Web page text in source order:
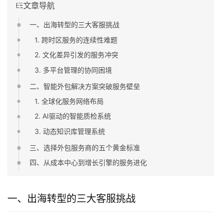
文章导航
一、出海转型的三大客服挑战
1. 跨时区服务的连续性难题
2. 文化差异引发的服务冲突
3. 多平台管理的协同困境
二、智能外包解决方案突破服务壁垒
1. 全球化服务网络布局
2. AI驱动的智能质检系统
3. 动态知识库管理系统
三、选择外包服务商的五个黄金标准
四、从成本中心到增长引擎的服务进化
一、出海转型的三大客服挑战